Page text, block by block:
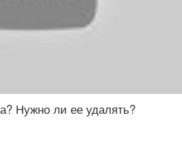
Нужно ли ее удалять?